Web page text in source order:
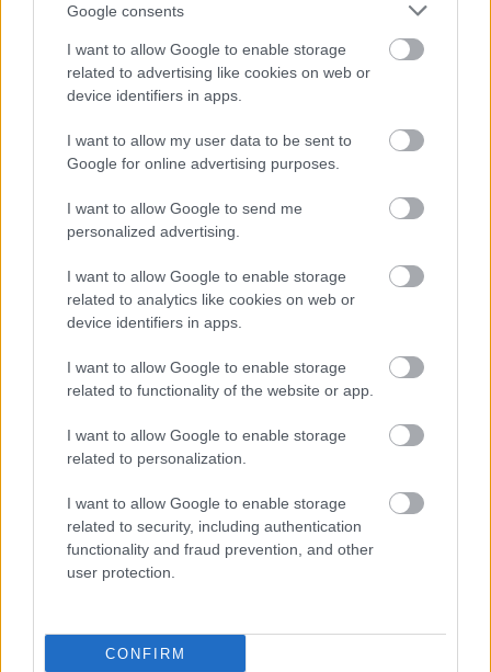
Google consents
I want to allow Google to enable storage
related to advertising like cookies on web or
device identifiers in apps.
I want to allow my user data to be sent to
Google for online advertising purposes.
I want to allow Google to send me
personalized advertising.
I want to allow Google to enable storage
related to analytics like cookies on web or
device identifiers in apps.
I want to allow Google to enable storage
related to functionality of the website or app.
I want to allow Google to enable storage
related to personalization.
I want to allow Google to enable storage
related to security, including authentication
functionality and fraud prevention, and other
user protection.
CONFIRM
σοβαρά προβλήματα, οι επιπτώσεις δεν
περιορίζονται στον χρηματοπιστωτικό τομέα
αλλά επηρεάζουν επιχειρήσεις, νοικοκυριά και
συνολικά την οικονομία.
«Με ισχυρά κεφάλαια και σταθερές πηγές
τράπεζες όσο και το τραπεζικό σύστημα
συνολικά μπορούν να απορροφήσουν ένα ευρύ
φάσμα κραδασμών και απρόβλεπτων ζημιών,
συνεχίζοντας παράλληλα να χορηγούν δάνεια»,
κατέληξε ο Μπαρ.